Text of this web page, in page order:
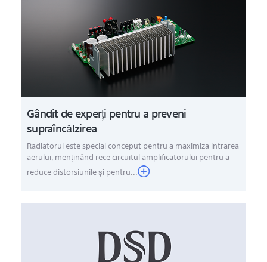
Gândit de experţi pentru a preveni
supraîncălzirea
Radiatorul este special conceput pentru a maximiza intrarea
aerului, menţinând rece circuitul amplificatorului pentru a
reduce distorsiunile şi pentru...